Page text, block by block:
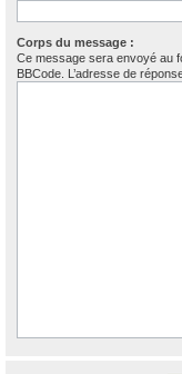
Corps du message :
Ce message sera envoyé au
BBCode. L’adresse de